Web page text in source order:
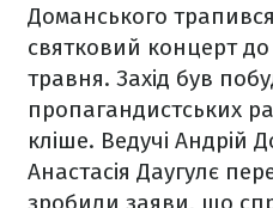
Доманського
святковий концерт
травня. Захід був
пропагандистських
кліше. Ведучі Андрій
Анастасія Даугулє